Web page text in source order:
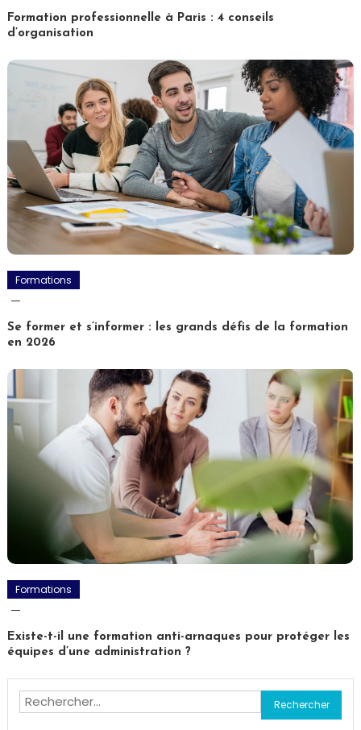
Formation professionnelle à Paris : 4 conseils
d’organisation
Formations
Se former et s’informer : les grands défis de la formation
en 2026
Formations
Existe-t-il une formation anti-arnaques pour protéger les
équipes d’une administration ?
Rechercher :